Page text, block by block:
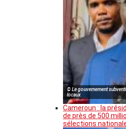
© Le gouvernement
locaux
Cameroun : la
de près de 500
sélections